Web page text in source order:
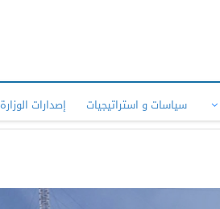
سياسات و استراتيجيات إصدارات الوزارة